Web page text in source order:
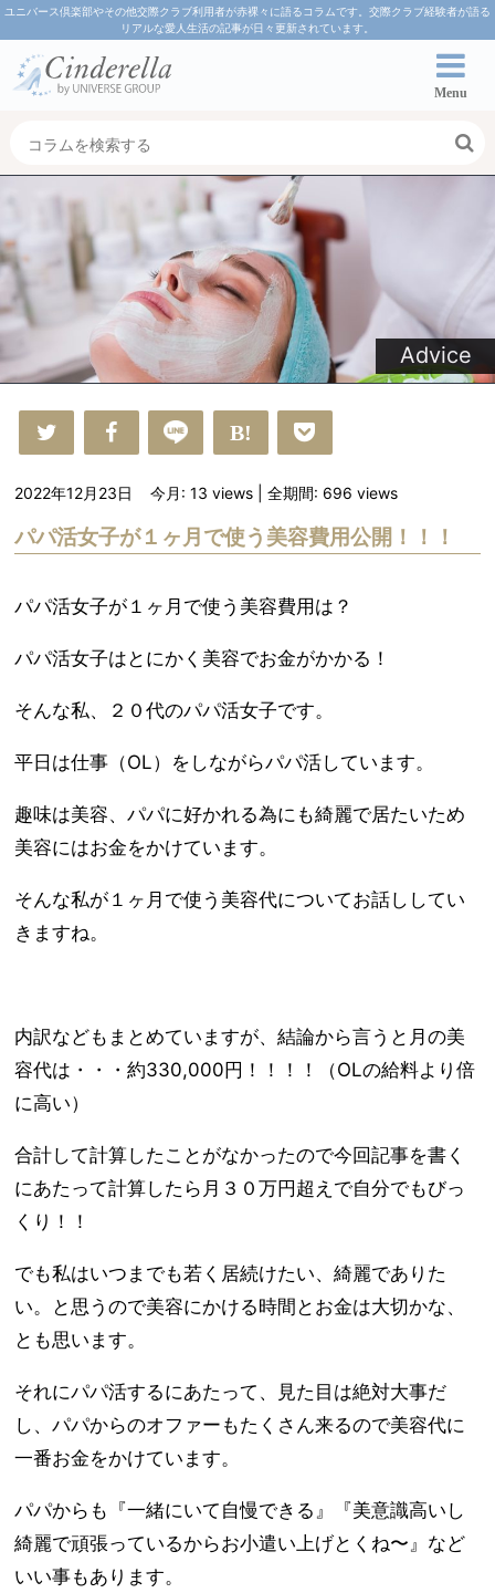
ユニバース倶楽部やその他交際クラブ利用者が赤裸々に語るコラムです。交際クラブ経験者が語る
リアルな愛人生活の記事が日々更新されています。
Menu
Advice
2022年12月23日 今月: 13views | 全期間: 696views
パパ活女子が１ヶ月で使う美容費用公開！！！
パパ活女子が１ヶ月で使う美容費用は？
パパ活女子はとにかく美容でお金がかかる！
そんな私、２０代のパパ活女子です。
平日は仕事（OL）をしながらパパ活しています。
趣味は美容、パパに好かれる為にも綺麗で居たいため
美容にはお金をかけています。
そんな私が１ヶ月で使う美容代についてお話ししてい
きますね。
内訳などもまとめていますが、結論から言うと月の美
容代は・・・約330,000円！！！！（OLの給料より倍
に高い）
合計して計算したことがなかったので今回記事を書く
にあたって計算したら月３０万円超えで自分でもびっ
くり！！
でも私はいつまでも若く居続けたい、綺麗でありた
い。と思うので美容にかける時間とお金は大切かな、
とも思います。
それにパパ活するにあたって、見た目は絶対大事だ
し、パパからのオファーもたくさん来るので美容代に
一番お金をかけています。
パパからも『一緒にいて自慢できる』『美意識高いし
綺麗で頑張っているからお小遣い上げとくね〜』など
いい事もあります。